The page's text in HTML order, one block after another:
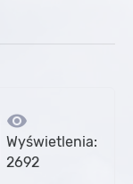
visibility
Wyświetlenia:
2692